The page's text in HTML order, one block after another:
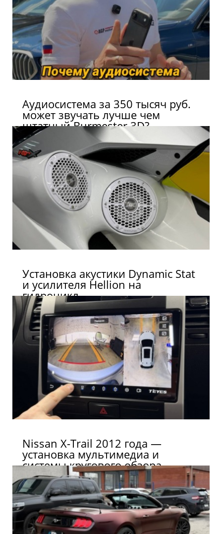
Аудиосистема за 350 тысяч руб.
может звучать лучше чем
штатный Burmester 3D?
Установка акустики Dynamic Stat
и усилителя Hellion на
гидроцикл
Nissan X-Trail 2012 года —
установка мультимедиа и
системы кругового обзора